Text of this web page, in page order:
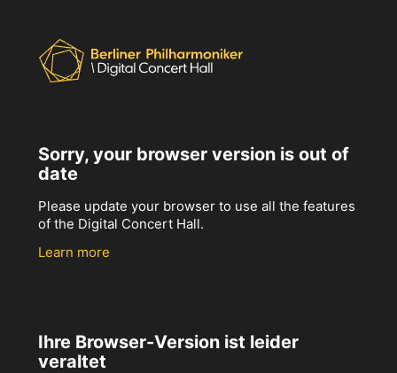
Sorry, your browser version is out of
date
Please update your browser to use all the features
of the Digital Concert Hall.
Learn more
Ihre Browser-Version ist leider
veraltet